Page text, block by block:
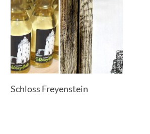
Schloss Freyenstein